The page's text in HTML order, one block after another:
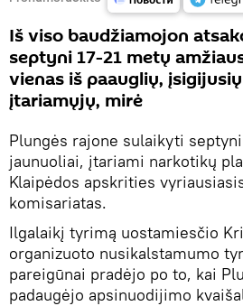
Iš viso baudžiamojon
septyni 17-21 metų
vienas iš paauglių,
įtariamųjų, mirė
Plungės rajone sulaikyti septyni
jaunuoliai, įtariami narkotikų
Klaipėdos apskrities
komisariatas.
Ilgalaikį tyrimą uostamiesčio
organizuoto nusikalstamumo
pareigūnai pradėjo po to, kai
padaugėjo apsinuodijimo